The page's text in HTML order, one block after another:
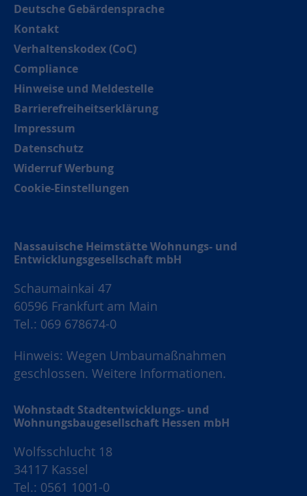
Deutsche Gebärdensprache
Kontakt
Verhaltenskodex (CoC)
Compliance
Hinweise und Meldestelle
Barrierefreiheitserklärung
Impressum
Datenschutz
Widerruf Werbung
Cookie-Einstellungen
Nassauische Heimstätte Wohnungs- und
Entwicklungsgesellschaft mbH
Schaumainkai 47
60596 Frankfurt am Main
Tel.: 069 678674-0
Hinweis: Wegen Umbaumaßnahmen
geschlossen. Weitere Informationen.
Wohnstadt Stadtentwicklungs- und
Wohnungsbaugesellschaft Hessen mbH
Wolfsschlucht 18
34117 Kassel
Tel.: 0561 1001-0